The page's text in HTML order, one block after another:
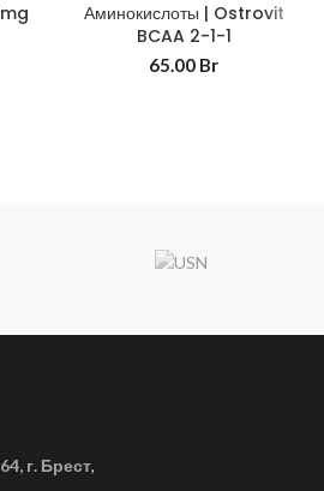
Аминокислоты | Ostrovit
BCAA 2-1-1
65.00 Br
г. Брест,